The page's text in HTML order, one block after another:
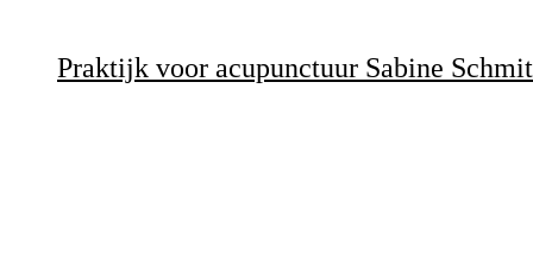
Praktijk voor acupunctuur Sabine